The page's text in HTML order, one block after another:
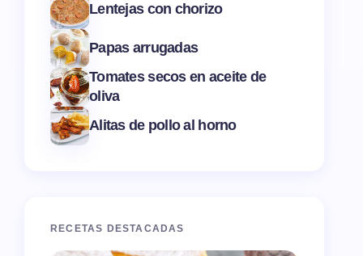
Lentejas con chorizo
Papas arrugadas
Tomates secos en aceite de
oliva
Alitas de pollo al horno
RECETAS DESTACADAS